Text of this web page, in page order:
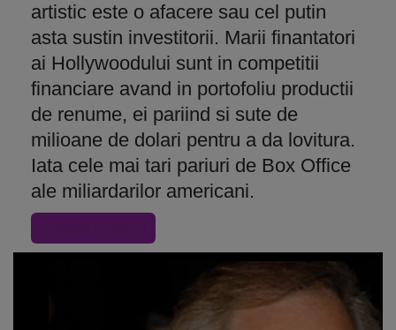
artistic este o afacere sau cel putin
asta sustin investitorii. Marii finantatori
ai Hollywoodului sunt in competitii
financiare avand in portofoliu productii
de renume, ei pariind si sute de
milioane de dolari pentru a da lovitura.
Iata cele mai tari pariuri de Box Office
ale miliardarilor americani.